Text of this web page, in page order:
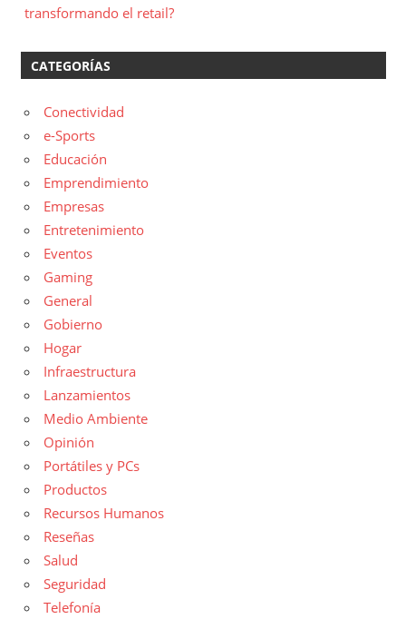
transformando el retail?
CATEGORÍAS
Conectividad
e-Sports
Educación
Emprendimiento
Empresas
Entretenimiento
Eventos
Gaming
General
Gobierno
Hogar
Infraestructura
Lanzamientos
Medio Ambiente
Opinión
Portátiles y PCs
Productos
Recursos Humanos
Reseñas
Salud
Seguridad
Telefonía